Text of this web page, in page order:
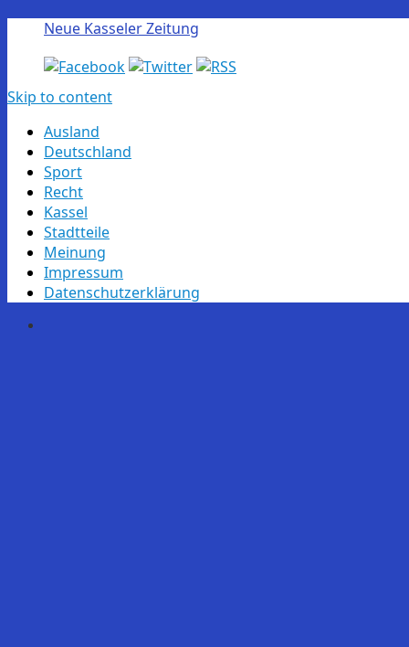
Neue Kasseler Zeitung
Skip to content
Ausland
Deutschland
Sport
Recht
Kassel
Stadtteile
Meinung
Impressum
Datenschutzerklärung